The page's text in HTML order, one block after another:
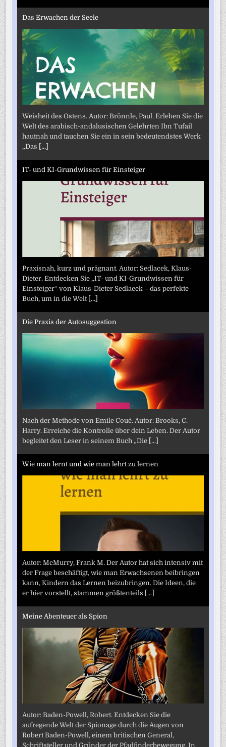
Das Erwachen der Seele
Weisheit des Ostens. Autor: Brönnle, Paul. Erleben Sie die
Welt des arabisch-andalusischen Gelehrten Ibn Tufail
hautnah und tauchen Sie ein in sein bedeutendstes Werk
„Das [...]
IT- und KI-Grundwissen für Einsteiger
Praxisnah, kurz und prägnant. Autor: Sedlacek, Klaus-
Dieter. Entdecken Sie „IT- und KI-Grundwissen für
Einsteiger“ von Klaus-Dieter Sedlacek – das perfekte
Buch, um in die Welt [...]
Die Praxis der Autosuggestion
Nach der Methode von Emile Coué. Autor: Brooks, C.
Harry. Erreiche die Kontrolle über dein Leben. Der Autor
begleitet den Leser in seinem Buch „Die [...]
Wie man lernt und wie man lehrt zu lernen
Autor: McMurry, Frank M. Der Autor hat sich intensiv mit
der Frage beschäftigt, wie man Erwachsenen beibringen
kann, Kindern das Lernen beizubringen. Die Ideen, die
er hier vorstellt, stammen größtenteils [...]
Meine Abenteuer als Spion
Autor: Baden-Powell, Robert. Entdecken Sie die
aufregende Welt der Spionage durch die Augen von
Robert Baden-Powell, einem britischen General,
Schriftsteller und Gründer der Pfadfinderbewegung. In